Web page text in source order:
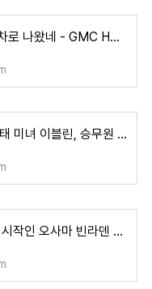
어머나!! 허머가 전기차로 나왔네 - GMC HUMMER EV PICKUP AND SUV
어메이징한 이분 - 뒷태 미녀 이블린, 승무원 룩북, 알고보니..
아프가니스탄 전쟁의 시작인 오사마 빈라덴 체포를 다룬 영화 - 제로 다크 서티